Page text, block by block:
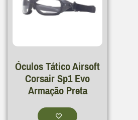
Óculos Tático Airsoft
Corsair Sp1 Evo
Armação Preta